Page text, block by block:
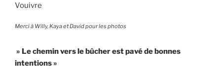
Vouivre
Merci à Willy, Kaya et David pour les photos
» Le chemin vers le bûcher est pavé de bonnes
intentions »